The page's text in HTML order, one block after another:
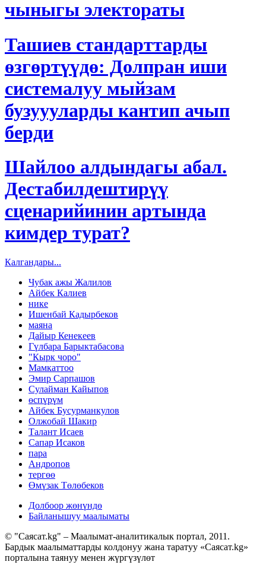
чыныгы электораты
Ташиев стандарттарды
өзгөртүүдө: Долпран иши
системалуу мыйзам
бузуууларды кантип ачып
берди
Шайлоо алдындагы абал.
Дестабилдештирүү
сценарийинин артында
кимдер турат?
Калгандары...
Чубак ажы Жалилов
Айбек Калиев
нике
Ишенбай Кадырбеков
маяна
Дайыр Кенекеев
Гүлбара Барыктабасова
"Кырк чоро"
Мамкаттоо
Эмир Сарпашов
Сулайман Кайыпов
өспүрүм
Айбек Бусурманкулов
Олжобай Шакир
Талант Исаев
Сапар Исаков
пара
Андропов
тергөө
Өмүзак Төлөбеков
Долбоор жөнүндө
Байланышуу маалыматы
© "Саясат.kg" – Маалымат-аналитикалык портал, 2011.
Бардык маалыматтарды колдонуу жана таратуу «Саясат.kg»
порталына таянуу менен жүргүзүлөт